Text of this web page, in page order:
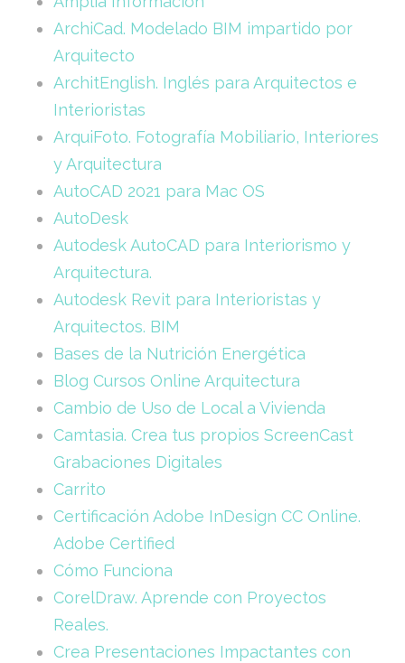
ArchiCad. Modelado BIM impartido por
Arquitecto
ArchitEnglish. Inglés para Arquitectos e
Interioristas
ArquiFoto. Fotografía Mobiliario, Interiores
y Arquitectura
AutoCAD 2021 para Mac OS
AutoDesk
Autodesk AutoCAD para Interiorismo y
Arquitectura.
Autodesk Revit para Interioristas y
Arquitectos. BIM
Bases de la Nutrición Energética
Blog Cursos Online Arquitectura
Cambio de Uso de Local a Vivienda
Camtasia. Crea tus propios ScreenCast
Grabaciones Digitales
Carrito
Certificación Adobe InDesign CC Online.
Adobe Certified
Cómo Funciona
CorelDraw. Aprende con Proyectos
Reales.
Crea Presentaciones Impactantes con